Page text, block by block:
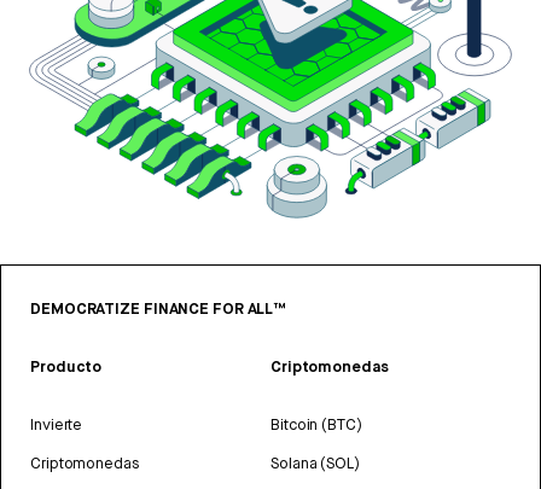
DEMOCRATIZE FINANCE FOR ALL™
Producto
Invierte
Criptomonedas
Criptomonedas
Bitcoin (BTC)
Solana (SOL)